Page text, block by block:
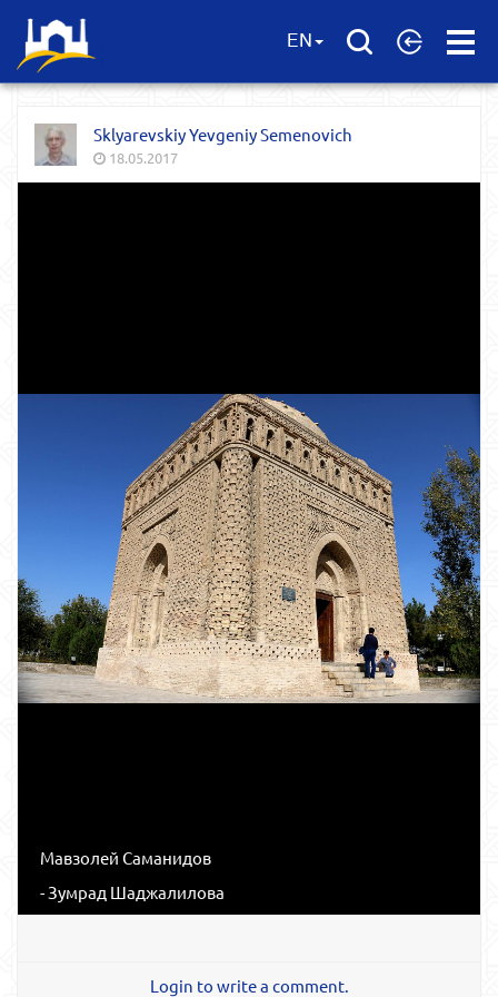
Open
EN
Sklyarevskiy Yevgeniy Semenovich
18.05.2017
Мавзолей Саманидов
- Зумрад Шаджалилова
Login to write a comment.